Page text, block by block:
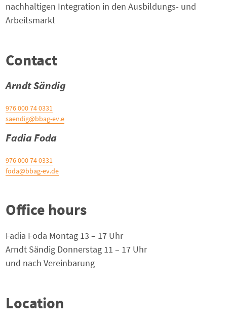
nachhaltigen Integration in den Ausbildungs- und
Arbeitsmarkt
Contact
Arndt Sändig
0331 74 000 976
saendig@bbag-ev.e
Fadia Foda
0331 74 000 976
foda@bbag-ev.de
Office hours
Fadia Foda Montag 13 – 17 Uhr
Arndt Sändig Donnerstag 11 – 17 Uhr
und nach Vereinbarung
Location